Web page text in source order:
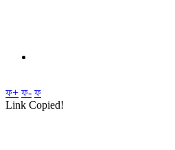
ফ+ ফ- ফ
Link Copied!